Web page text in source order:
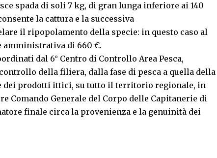
spada di soli 7 kg, di gran lunga inferiore ai 140
la cattura e la successiva
il ripopolamento della specie: in questo caso al
di 660 €.
dal 6° Centro di Controllo Area Pesca,
della filiera, dalla fase di pesca a quella della
dei prodotti ittici, su tutto il territorio regionale, in
Comando Generale del Corpo delle Capitanerie di
finale circa la provenienza e la genuinità dei